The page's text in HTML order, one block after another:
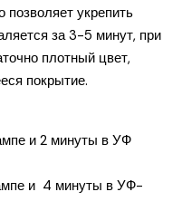
позволяет укрепить
за 3-5 минут, при
плотный цвет,
покрытие.
и 2 минуты в УФ
и 4 минуты в УФ-